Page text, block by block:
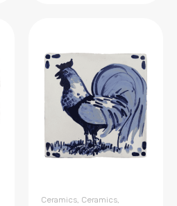
Ceramics Ceramics